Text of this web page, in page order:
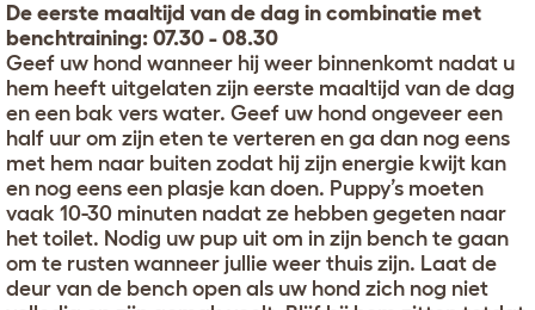
De eerste maaltijd van de dag in combinatie met
benchtraining: 07.30 - 08.30
Geef uw hond wanneer hij weer binnenkomt nadat u
hem heeft uitgelaten zijn eerste maaltijd van de dag
en een bak vers water. Geef uw hond ongeveer een
half uur om zijn eten te verteren en ga dan nog eens
met hem naar buiten zodat hij zijn energie kwijt kan
en nog eens een plasje kan doen. Puppy’s moeten
vaak 10-30 minuten nadat ze hebben gegeten naar
het toilet. Nodig uw pup uit om in zijn bench te gaan
om te rusten wanneer jullie weer thuis zijn. Laat de
deur van de bench open als uw hond zich nog niet